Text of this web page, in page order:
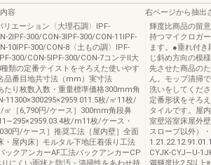
容
リエーション〈大理石調〉IPF‐
CON‐3IPF‐300/CON‐11IPF‐
CON‐8〈土もの調〉IPF‐
CON‐5IPF‐300/CON‐7コンテⅡ大
類の定番テイストをそろえた使いやす
品番目地共寸法（mm）実寸法
たり枚数入数・重量標準価格300mm角
枚/㎡11枚/
㎡［6,790円/ケース］300mm角段鼻
枚/m11枚/ケース・
円/ケース］推奨工法［屋内壁］全面
・屋内床］モルタル下地圧着張り工法
ックアンカーAF工法バックアンカーCP
右ページから抽出
輝度比商品の留
持つマイクロガ
ます。●垂れ付
じ斜め方向の模
先させた商品の
ん。モップ清掃
洗いをしてくだ
定番形状をそろ
タイルです。屋
室壁浴室床屋外
スロープ以外）